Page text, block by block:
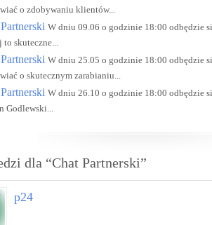
o zdobywaniu klientów...
W dniu 09.06 o godzinie 18:00 odbędzie
to skuteczne...
W dniu 25.05 o godzinie 18:00 odbędzie
o skutecznym zarabianiu...
W dniu 26.10 o godzinie 18:00 odbędzie
Godlewski...
dla “Chat Partnerski”
p24